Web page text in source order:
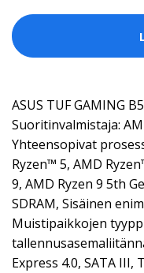
ASUS TUF GAMING
Suoritinvalmistaja:
Yhteensopivat
Ryzen™ 5, AMD
9, AMD Ryzen 9 5th
SDRAM, Sisäinen
Muistipaikkojen
Express 4.0, SATA